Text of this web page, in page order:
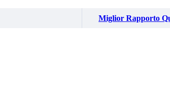
Miglior Rapporto